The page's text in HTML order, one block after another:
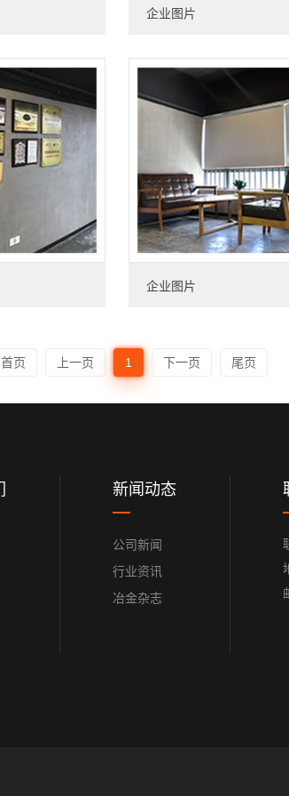
企业图片
企业图片
首页 上一页 1 下一页 尾页
新闻动态
公司新闻
行业资讯
冶金杂志